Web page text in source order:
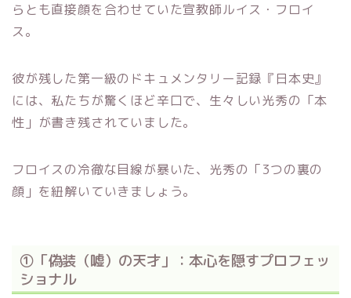
らとも直接顔を合わせていた宣教師ルイス・フロイ
ス。
彼が残した第一級のドキュメンタリー記録『日本史』
には、私たちが驚くほど辛口で、生々しい光秀の「本
性」が書き残されていました。
フロイスの冷徹な目線が暴いた、光秀の「3つの裏の
顔」を紐解いていきましょう。
①「偽装（嘘）の天才」：本心を隠すプロフェッ
ショナル